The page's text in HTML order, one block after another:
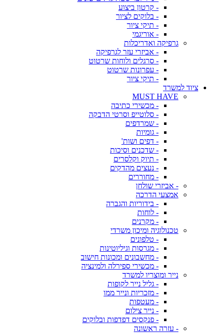
- קרטון ביצוע
- בלוקים לציור
- תיקי ציור
- אוריגמי
גרפיקה ואדריכלות
- אביזרי עזר לגרפיקה
- סרגלים ולוחות שרטוט
- עפרונות שרטוט
- תיקי ציור
ציוד למשרד
MUST HAVE
- מכשירי כתיבה
- סלוטייפ וסרטי הדבקה
- שמרדפים
- גומיות
- דפים ושות'
- שדכנים וסיכות
- תיוק וקלסרים
- נעצים מהדקים
- מחוררים
- אביזרי שולחן
אמצעי הדרכה
- בידוריות והגברה
- לוחות
- מקרנים
טכנולוגיה ומיכון משרדי
- טלפונים
- מגרסות וגיליוטינות
- מחשבונים ומכונות חישוב
- מכשירי ספירלה ולמינציה
נייר ומוצריו למשרד
- גליל נייר לקופות
- מזכריות ונייר ממו
- מעטפות
- נייר צילום
- פנקסים דפדפות ובלוקים
- עזרה ראשונה